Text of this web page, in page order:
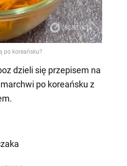
dzieli się przepisem na
po koreańsku z